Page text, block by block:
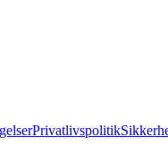
Privatlivspolitik